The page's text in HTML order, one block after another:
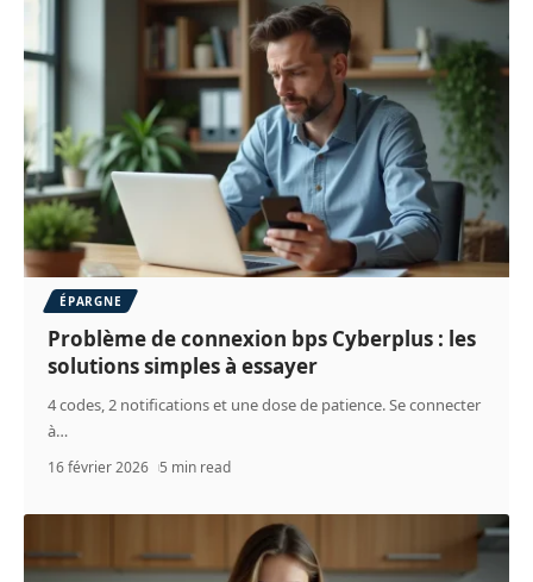
ÉPARGNE
Problème de connexion bps Cyberplus : les
solutions simples à essayer
4 codes, 2 notifications et une dose de patience. Se connecter
à…
16 février 2026 5 min read